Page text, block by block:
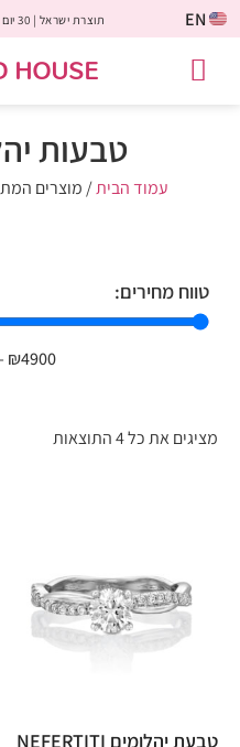
EN תוצרת ישראל | 30 יום החזר כספי | משלוח חינם
HOUSE
טבעות
עמוד הבית/ מוצרים
טווח מחירים:
₪4900
מציגים את כל ⁦4⁩ התוצאות
טבעת יהלומים NEFERTITI